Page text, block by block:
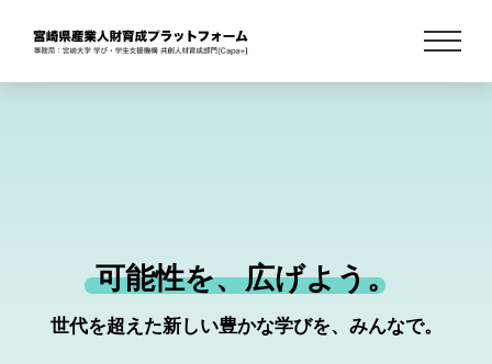
可能性を、広げよう。
世代を超えた新しい豊かな学びを、みんなで。